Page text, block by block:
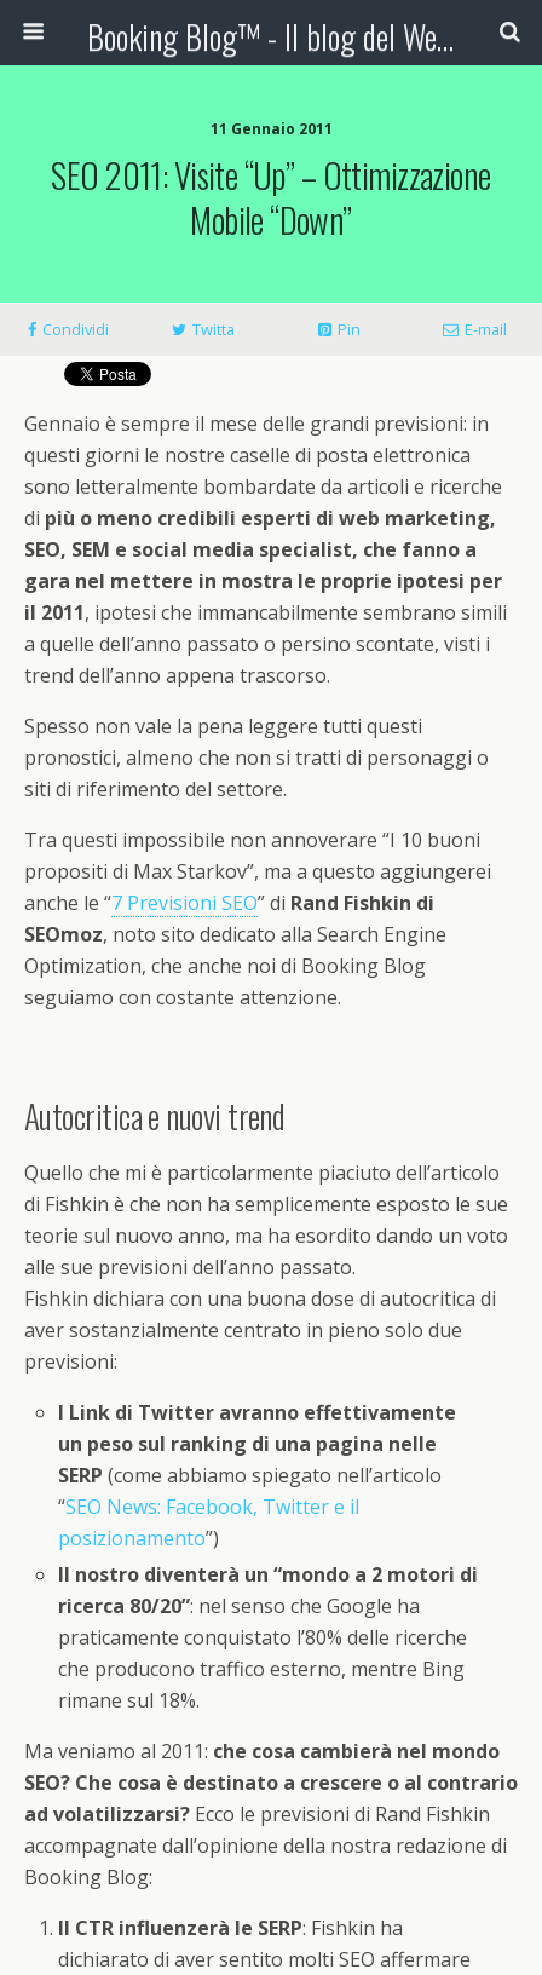
Booking Blog™ - Il blog del Web Marketing Turistico
11 Gennaio 2011
SEO 2011: Visite “up” – Ottimizzazione
Mobile “down”
Condividi Twitta Pin E-mail
Gennaio è sempre il mese delle grandi previsioni: in
questi giorni le nostre caselle di posta elettronica
sono letteralmente bombardate da articoli e ricerche
di più o meno credibili esperti di web marketing,
SEO, SEM e social media specialist, che fanno a
gara nel mettere in mostra le proprie ipotesi per
il 2011, ipotesi che immancabilmente sembrano simili
a quelle dell’anno passato o persino scontate, visti i
trend dell’anno appena trascorso.
Spesso non vale la pena leggere tutti questi
pronostici, almeno che non si tratti di personaggi o
siti di riferimento del settore.
Tra questi impossibile non annoverare “I 10 buoni
propositi di Max Starkov”, ma a questo aggiungerei
anche le “7 Previsioni SEO” di Rand Fishkin di
SEOmoz, noto sito dedicato alla Search Engine
Optimization, che anche noi di Booking Blog
seguiamo con costante attenzione.
Autocritica e nuovi trend
Quello che mi è particolarmente piaciuto dell’articolo
di Fishkin è che non ha semplicemente esposto le sue
teorie sul nuovo anno, ma ha esordito dando un voto
alle sue previsioni dell’anno passato.
Fishkin dichiara con una buona dose di autocritica di
aver sostanzialmente centrato in pieno solo due
previsioni:
I Link di Twitter avranno effettivamente
un peso sul ranking di una pagina nelle
SERP (come abbiamo spiegato nell’articolo
“SEO News: Facebook, Twitter e il
posizionamento”)
Il nostro diventerà un “mondo a 2 motori di
ricerca 80/20”: nel senso che Google ha
praticamente conquistato l’80% delle ricerche
che producono traffico esterno, mentre Bing
rimane sul 18%.
Ma veniamo al 2011: che cosa cambierà nel mondo
SEO? Che cosa è destinato a crescere o al contrario
ad volatilizzarsi? Ecco le previsioni di Rand Fishkin
accompagnate dall’opinione della nostra redazione di
Booking Blog:
Il CTR influenzerà le SERP: Fishkin ha
dichiarato di aver sentito molti SEO affermare